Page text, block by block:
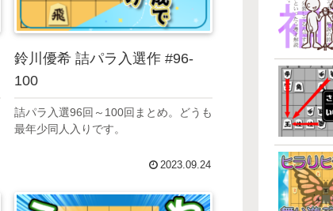
鈴川優希 詰パラ入選作 #96-
100
詰パラ入選96回～100回まとめ。どうも
最年少同人入りです。
2023.09.24